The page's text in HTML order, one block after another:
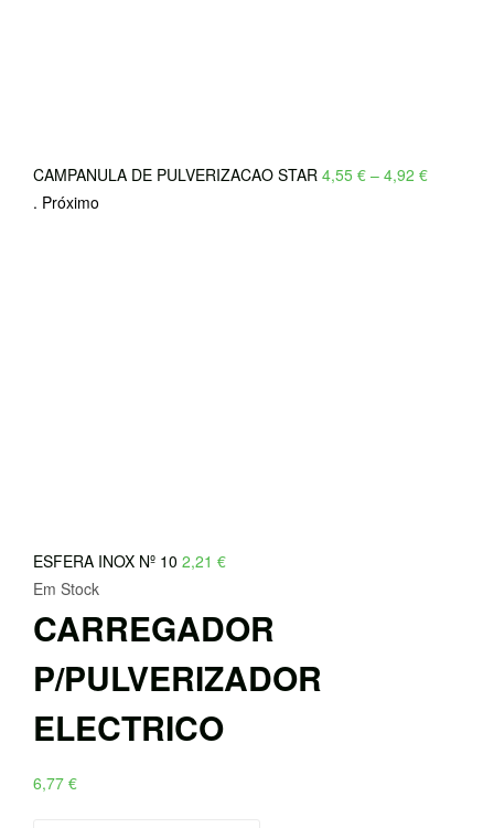
CAMPANULA DE PULVERIZACAO STAR 4,55 € – 4,92 €Price
. Próximo
ESFERA INOX Nº 10 2,21 €
Em Stock
CARREGADOR
P/PULVERIZADOR
ELECTRICO
6,77 €